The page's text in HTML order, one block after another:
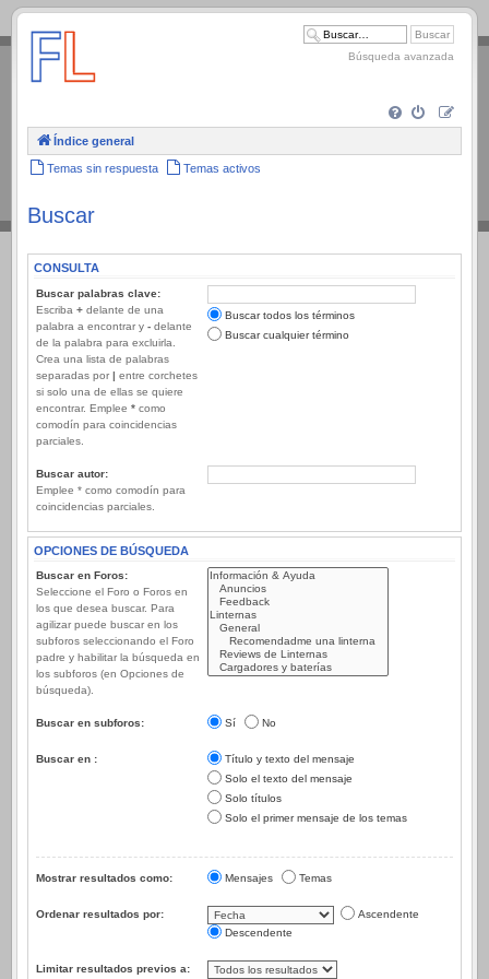
.
Búsqueda avanzada
Índice general
Temas sin respuesta Temas activos
Buscar
CONSULTA
Buscar palabras clave:
Escriba + delante de una
palabra a encontrar y - delante
de la palabra para excluirla.
Crea una lista de palabras
separadas por | entre corchetes
si solo una de ellas se quiere
encontrar. Emplee * como
comodín para coincidencias
parciales.
Buscar todos los términos
Buscar cualquier término
Buscar autor:
Emplee * como comodín para
coincidencias parciales.
OPCIONES DE BÚSQUEDA
Buscar en Foros:
Seleccione el Foro o Foros en
los que desea buscar. Para
agilizar puede buscar en los
subforos seleccionando el Foro
padre y habilitar la búsqueda en
los subforos (en Opciones de
búsqueda).
Buscar en subforos: Sí No
Buscar en :
Título y texto del mensaje
Solo el texto del mensaje
Solo títulos
Solo el primer mensaje de los temas
Mostrar resultados como: Mensajes Temas
Ordenar resultados por:
Ascendente
Descendente
Limitar resultados previos a: